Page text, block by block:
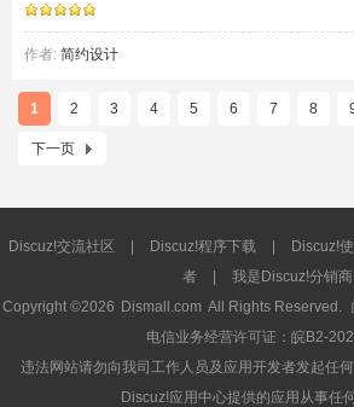
作者: 简约设计
1 2 3 4 5 6 7 8
下一页
Discuz!交流社区 Discuz!程序下载 Discuz!
者
我是Discuz!分销商
Copyright ©2026 Dismall.com All Rights Reserved.
电信业务经营许可证：皖B2-
违法网站请勿向我司工作人员及应用开发者发起任
Discuz!应用中心提供的应用从事任